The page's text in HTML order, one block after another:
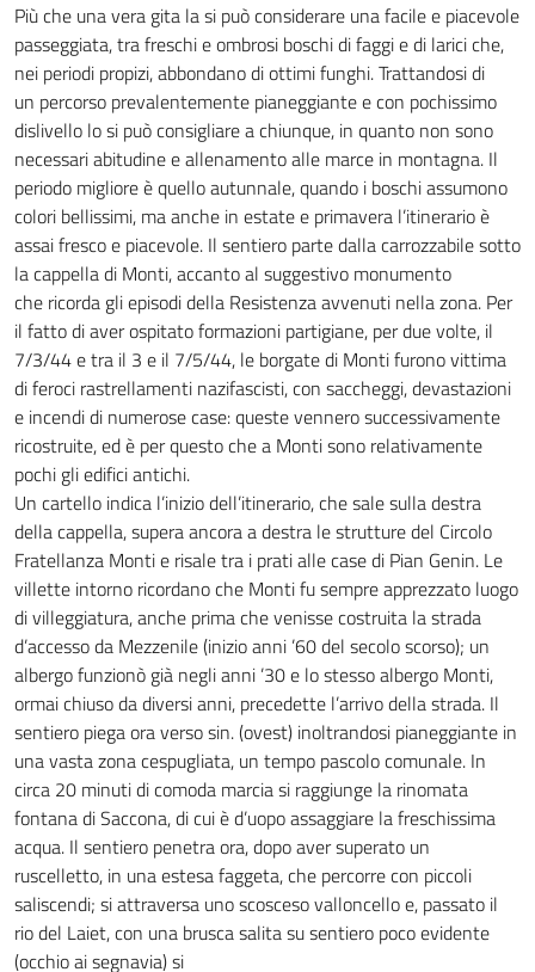
Più che una vera gita la si può considerare una facile e piacevole
passeggiata, tra freschi e ombrosi boschi di faggi e di larici che,
nei periodi propizi, abbondano di ottimi funghi. Trattandosi di
un percorso prevalentemente pianeggiante e con pochissimo
dislivello lo si può consigliare a chiunque, in quanto non sono
necessari abitudine e allenamento alle marce in montagna. Il
periodo migliore è quello autunnale, quando i boschi assumono
colori bellissimi, ma anche in estate e primavera l’itinerario è
assai fresco e piacevole. Il sentiero parte dalla carrozzabile sotto
la cappella di Monti, accanto al suggestivo monumento
che ricorda gli episodi della Resistenza avvenuti nella zona. Per
il fatto di aver ospitato formazioni partigiane, per due volte, il
7/3/44 e tra il 3 e il 7/5/44, le borgate di Monti furono vittima
di feroci rastrellamenti nazifascisti, con saccheggi, devastazioni
e incendi di numerose case: queste vennero successivamente
ricostruite, ed è per questo che a Monti sono relativamente
pochi gli edifici antichi.
Un cartello indica l’inizio dell’itinerario, che sale sulla destra
della cappella, supera ancora a destra le strutture del Circolo
Fratellanza Monti e risale tra i prati alle case di Pian Genin. Le
villette intorno ricordano che Monti fu sempre apprezzato luogo
di villeggiatura, anche prima che venisse costruita la strada
d’accesso da Mezzenile (inizio anni ’60 del secolo scorso); un
albergo funzionò già negli anni ’30 e lo stesso albergo Monti,
ormai chiuso da diversi anni, precedette l’arrivo della strada. Il
sentiero piega ora verso sin. (ovest) inoltrandosi pianeggiante in
una vasta zona cespugliata, un tempo pascolo comunale. In
circa 20 minuti di comoda marcia si raggiunge la rinomata
fontana di Saccona, di cui è d’uopo assaggiare la freschissima
acqua. Il sentiero penetra ora, dopo aver superato un
ruscelletto, in una estesa faggeta, che percorre con piccoli
saliscendi; si attraversa uno scosceso valloncello e, passato il
rio del Laiet, con una brusca salita su sentiero poco evidente
(occhio ai segnavia) si